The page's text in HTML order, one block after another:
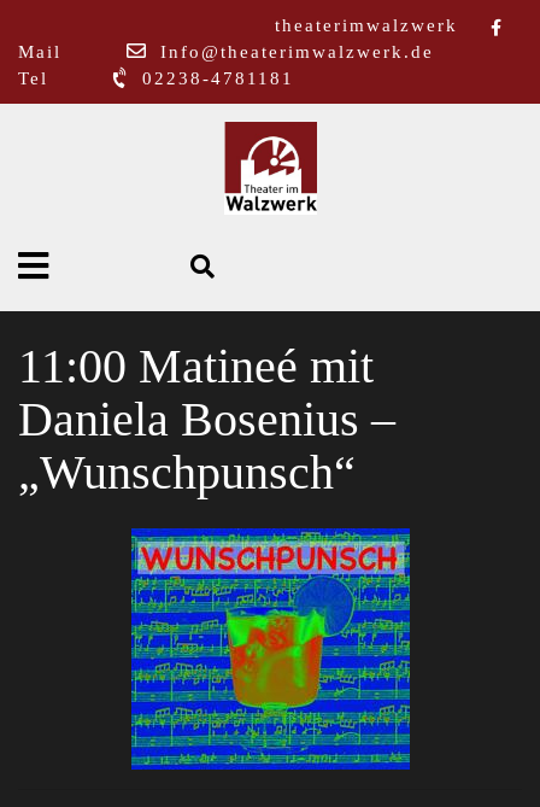
theaterimwalzwerk
Mail
Info@theaterimwalzwerk.de
Tel
02238-4781181
11:00 Matineé mit
Daniela Bosenius –
„Wunschpunsch“